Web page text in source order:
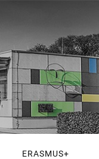
ERASMUS+